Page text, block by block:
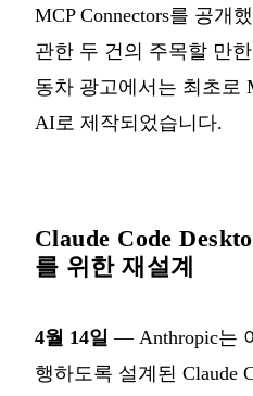
MCP Connectors를 공개
관한 두 건의 주목할 만
동차 광고에서는 최초로
AI로 제작되었습니다.
Claude Code
를 위한 재설계
4월 14일 — Anthropic는
행하도록 설계된 Claude